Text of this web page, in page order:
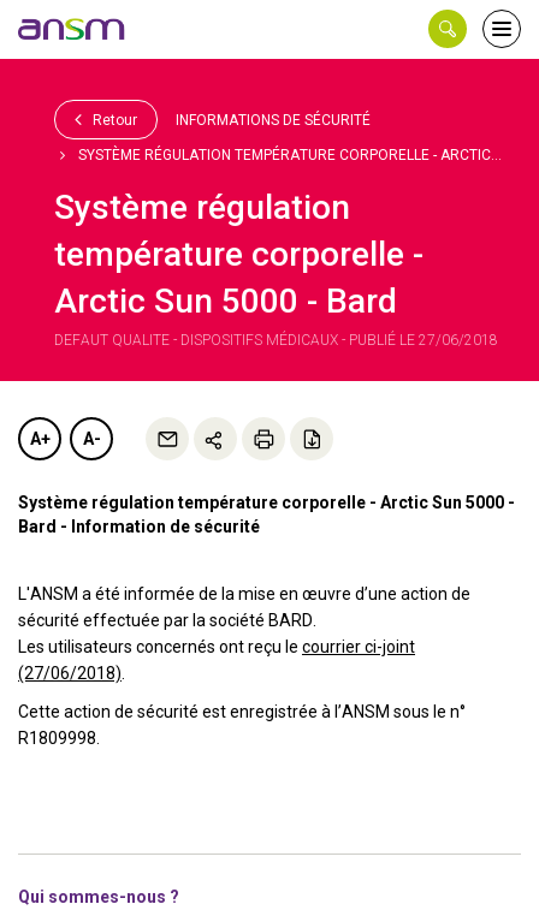
le
Retour INFORMATIONS DE SÉCURITÉ
SYSTÈME RÉGULATION TEMPÉRATURE CORPORELLE - ARCTIC...
Système régulation
température corporelle -
Arctic Sun 5000 - Bard
DEFAUT QUALITE - DISPOSITIFS MÉDICAUX - PUBLIÉ LE 27/06/2018
A+ A-
Système régulation température corporelle - Arctic Sun 5000 -
Bard - Information de sécurité
L'ANSM a été informée de la mise en œuvre d’une action de
sécurité effectuée par la société BARD.
Les utilisateurs concernés ont reçu le courrier ci-joint
(27/06/2018)
Cette action de sécurité est enregistrée à l’ANSM sous le n°
R1809998.
Qui sommes-nous ?